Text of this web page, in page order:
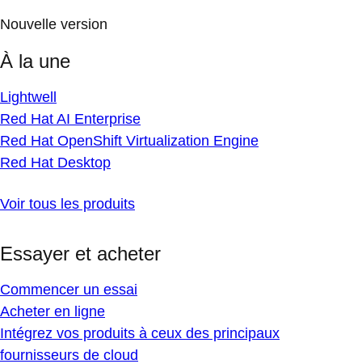
Nouvelle version
À la une
Lightwell
Red Hat AI Enterprise
Red Hat OpenShift Virtualization Engine
Red Hat Desktop
Voir tous les produits
Essayer et acheter
Commencer un essai
Acheter en ligne
Intégrez vos produits à ceux des principaux
fournisseurs de cloud